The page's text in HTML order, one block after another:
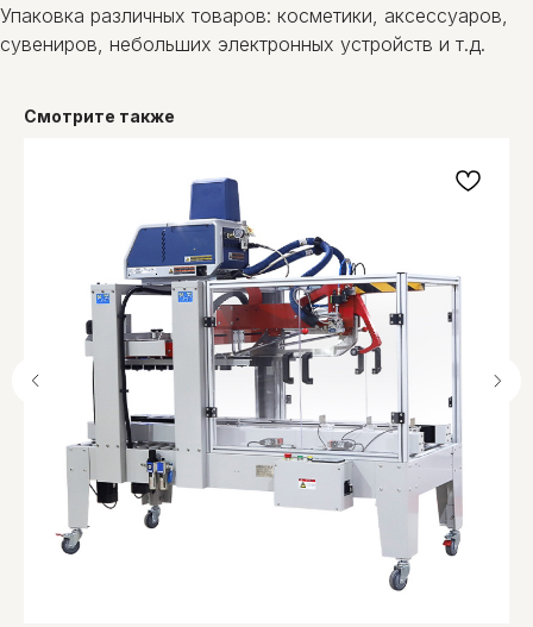
Упаковка различных товаров: косметики, аксессуаров,
сувениров, небольших электронных устройств и т.д.
Смотрите также